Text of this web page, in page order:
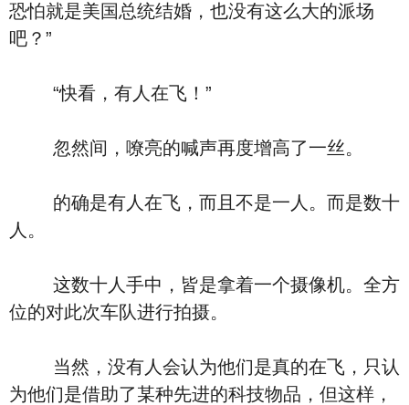
恐怕就是美国总统结婚，也没有这么大的派场
吧？”
“快看，有人在飞！”
忽然间，嘹亮的喊声再度增高了一丝。
的确是有人在飞，而且不是一人。而是数十
人。
这数十人手中，皆是拿着一个摄像机。全方
位的对此次车队进行拍摄。
当然，没有人会认为他们是真的在飞，只认
为他们是借助了某种先进的科技物品，但这样，